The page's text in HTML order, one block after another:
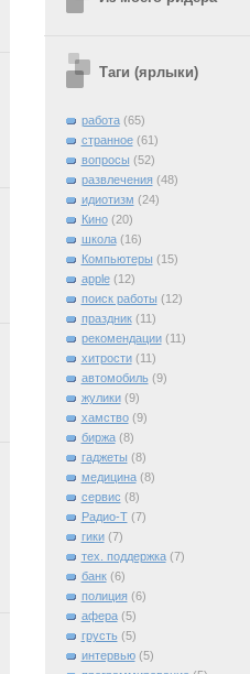
Таги (ярлыки)
работа (65)
странное (61)
вопросы (52)
развлечения (48)
идиотизм (24)
Кино (20)
школа (16)
Компьютеры (15)
apple (12)
поиск работы (12)
праздник (11)
рекомендации (11)
хитрости (11)
автомобиль (9)
жулики (9)
хамство (9)
биржа (8)
гаджеты (8)
медицина (8)
сервис (8)
Радио-Т (7)
гики (7)
тех. поддержка (7)
банк (6)
полиция (6)
афера (5)
грусть (5)
интервью (5)